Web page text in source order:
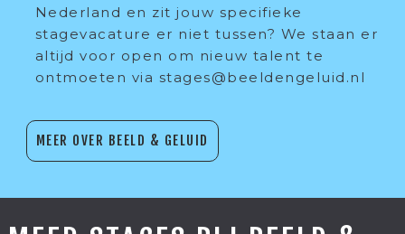
Nederland en zit jouw specifieke
stagevacature er niet tussen? We staan er
altijd voor open om nieuw talent te
ontmoeten via stages@beeldengeluid.nl
MEER OVER BEELD & GELUID